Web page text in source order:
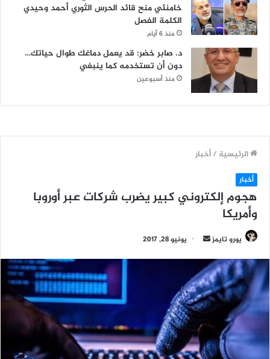
خامنئي منح قائد الحرس الثوري أحمد وحيدي
الكلمة الفصل
منذ 6 أيام
د. صابر خضر: قد يعمل دماغك طوال حياتك…
دون أن تستخدمه كما ينبغي
منذ أسبوعين